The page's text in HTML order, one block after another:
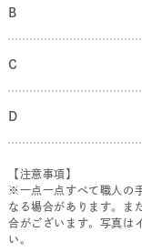
B
C
D
【注意事項】
※一点一点すべて職人の
なる場合があります。ま
合がございます。写真は
い。